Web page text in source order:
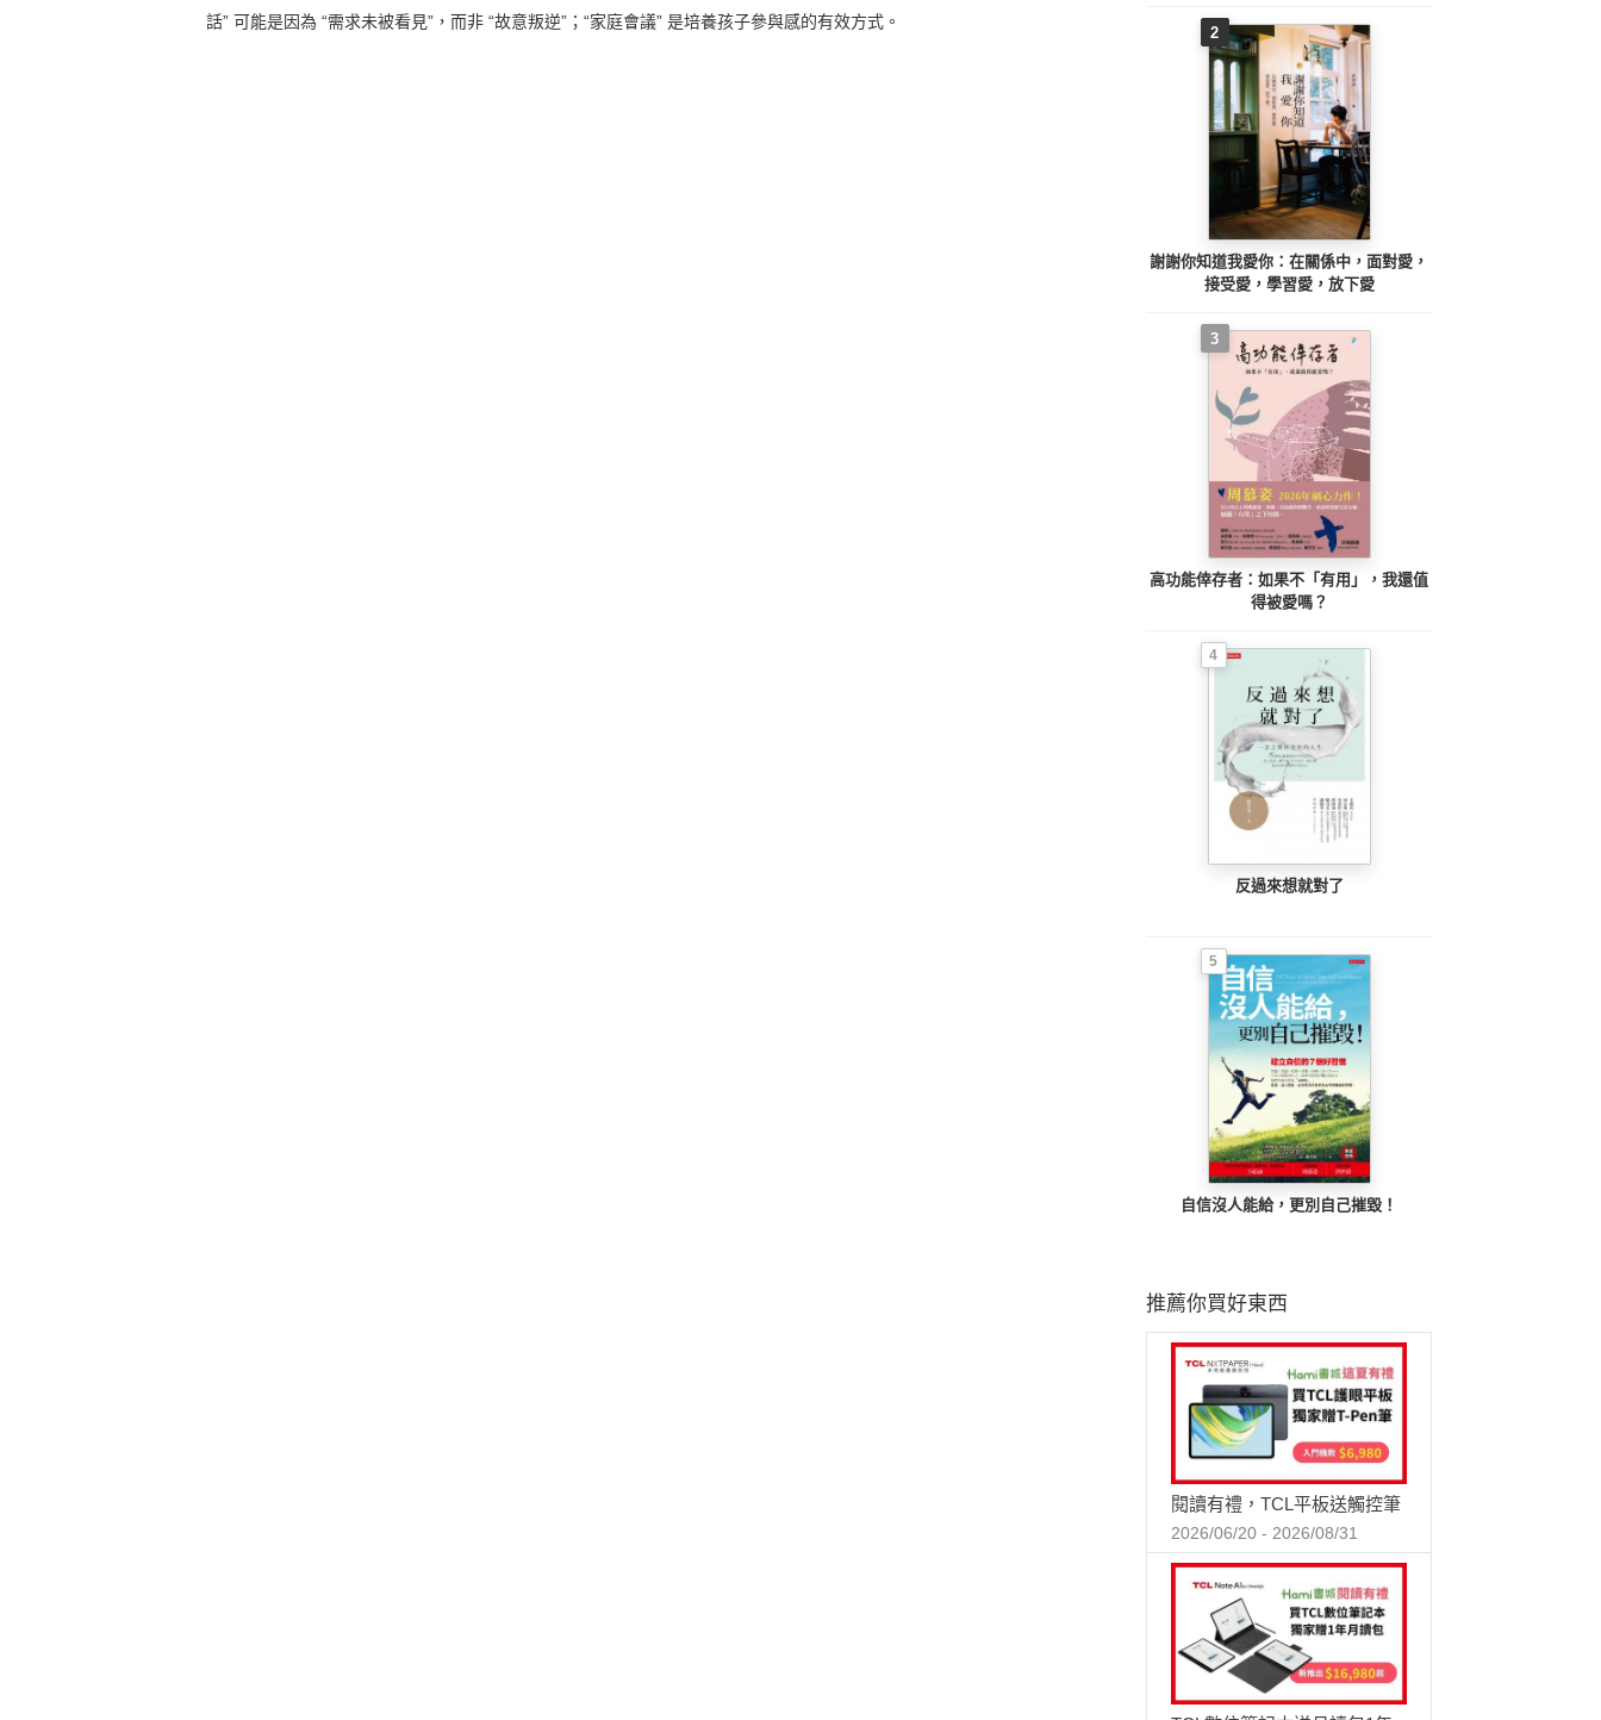
話” 可能是因為 “需求未被看見”，而非 “故意叛逆”；“家庭會議” 是培養孩子參與感的有效方式。
2
謝謝你知道我愛你：在關係中，面對愛，
接受愛，學習愛，放下愛
3
高功能倖存者：如果不「有用」，我還值
得被愛嗎？
4
反過來想就對了
5
自信沒人能給，更別自己摧毀！
推薦你買好東西
閱讀有禮，TCL平板送觸控筆
2026/06/20 - 2026/08/31